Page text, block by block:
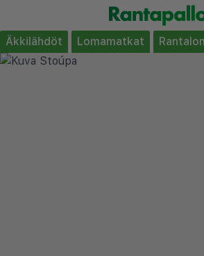
Äkkilähdöt Lomamatkat